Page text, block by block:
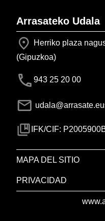
Arrasateko Udala
Herriko plaza
(Gipuzkoa)
943 25 20 00
IFK/CIF:
MAPA DEL SITIO
PRIVACIDAD